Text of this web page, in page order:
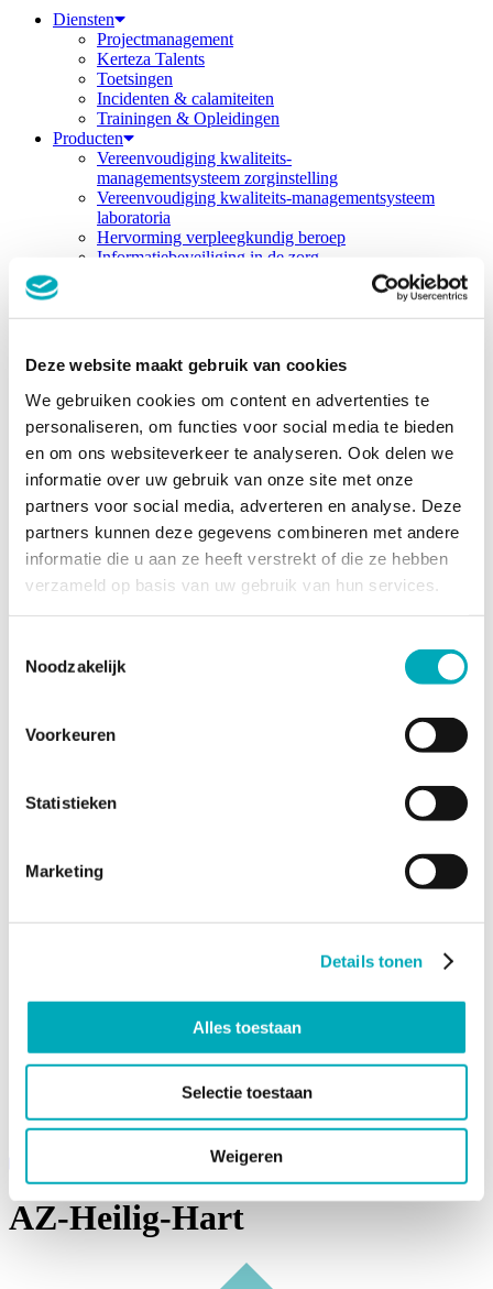
Deze website maakt gebruik van cookies
We gebruiken cookies om content en advertenties te
personaliseren, om functies voor social media te bieden
en om ons websiteverkeer te analyseren. Ook delen we
informatie over uw gebruik van onze site met onze
partners voor social media, adverteren en analyse. Deze
partners kunnen deze gegevens combineren met andere
informatie die u aan ze heeft verstrekt of die ze hebben
verzameld op basis van uw gebruik van hun services.
Noodzakelijk
Voorkeuren
Statistieken
Marketing
Details tonen
Alles toestaan
Selectie toestaan
Weigeren
Diensten
Projectmanagement
Kerteza Talents
Toetsingen
Incidenten & calamiteiten
Trainingen & Opleidingen
Producten
Vereenvoudiging kwaliteits-
managementsysteem zorginstelling
Vereenvoudiging kwaliteits-managementsysteem
laboratoria
Hervorming verpleegkundig beroep
Informatiebeveiliging in de zorg
Werkwijze & modellen
Inside-out model
4-fasen model
Projectborgingsmodel
Over kerteza
Team
Werken bij Kerteza
Casussen
Referenties
Download de Kerteza folder
Nieuws
Contact
Diensten
Projectmanagement
Incidenten & calamiteiten
Vereenvoudiging kwaliteits-
Hervorming verpleegkundig beroep
Werkwijze & modellen
4-fasen model
Team
Werken bij Kerteza
Referenties
Download de Kerteza folder
Contact
AZ-Heilig-Hart